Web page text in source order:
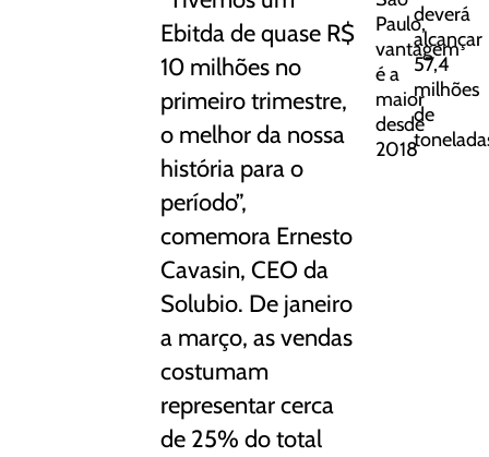
Ebitda de quase R$
10 milhões no
primeiro trimestre,
o melhor da nossa
história para o
período”,
comemora Ernesto
Cavasin, CEO da
Solubio. De janeiro
a março, as vendas
costumam
representar cerca
de 25% do total
Paulo,
vantagem
é a
maior
desde
2018
deverá
alcançar
57,4
milhões
de